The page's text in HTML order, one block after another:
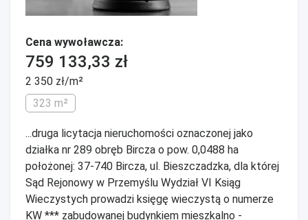
Cena wywoławcza:
759 133,33 zł
2 350 zł/m²
323 m²
...druga licytacja nieruchomości oznaczonej jako
działka nr 289 obręb Bircza o pow. 0,0488 ha
położonej: 37-740 Bircza, ul. Bieszczadzka, dla której
Sąd Rejonowy w Przemyślu Wydział VI Ksiąg
Wieczystych prowadzi księgę wieczystą o numerze
KW *** zabudowanej budynkiem mieszkalno -